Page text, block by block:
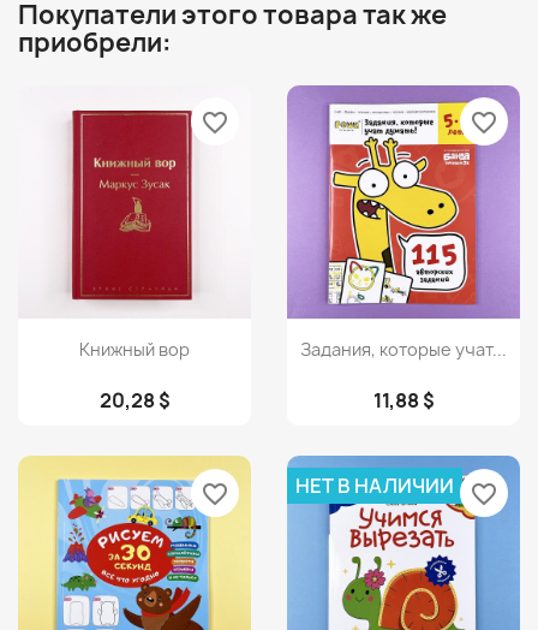
Покупатели этого товара так же
приобрели:
Просмотр
Книжный вор
20,28 $
favorite_border
Просмотр
Задания, которые учат...
11,88 $
favorite_border
favorite_border НЕТ В НАЛИЧИИ favorite_border